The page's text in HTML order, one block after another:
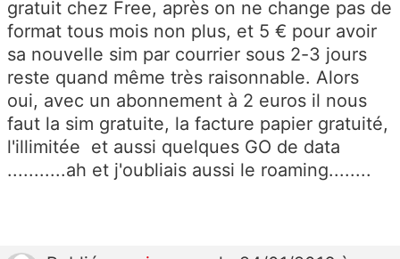
gratuit chez Free, après on ne change pas de
format tous mois non plus, et 5 € pour avoir
sa nouvelle sim par courrier sous 2-3 jours
reste quand même très raisonnable. Alors
oui, avec un abonnement à 2 euros il nous
faut la sim gratuite, la facture papier gratuité,
l'illimitée et aussi quelques GO de data
...........ah et j'oubliais aussi le roaming........